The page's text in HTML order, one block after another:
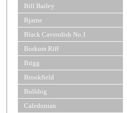
Bill Bailey
Bjarne
Black Cavendish No.1
Borkum Riff
Brigg
Brookfield
Bulldog
Caledonian